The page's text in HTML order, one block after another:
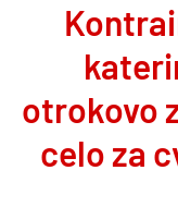
otrokovo
celo za